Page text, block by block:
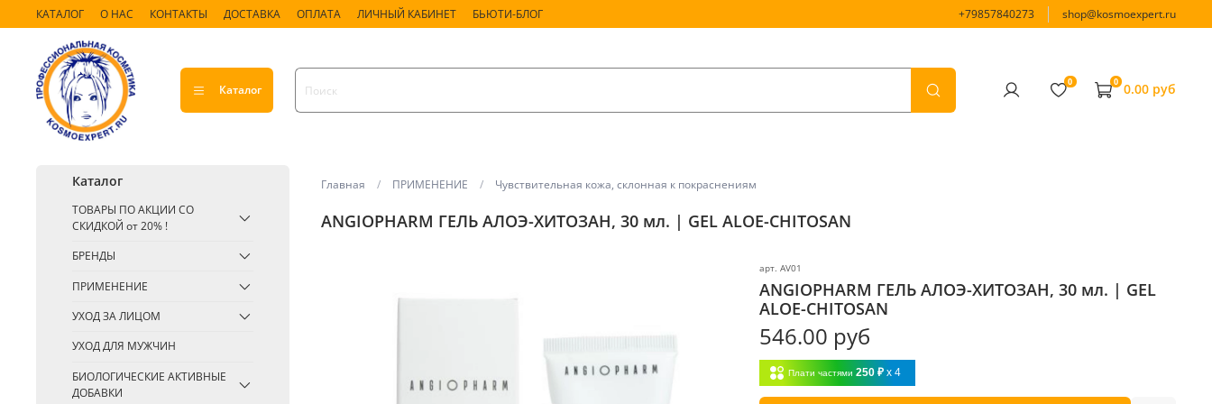
КАТАЛОГ О НАС КОНТАКТЫ ДОСТАВКА ОПЛАТА ЛИЧНЫЙ КАБИНЕТ БЬЮТИ-БЛОГ +79857840273 shop@kosmoexpert.ru
Каталог
0 0 0.00 руб
Главная ПРИМЕНЕНИЕ Чувствительная кожа, склонная к покраснениям
ANGIOPHARM ГЕЛЬ АЛОЭ-ХИТОЗАН, 30 мл. | GEL ALOE-CHITOSAN
арт. AV01
ANGIOPHARM ГЕЛЬ АЛОЭ-ХИТОЗАН, 30 мл. | GEL
ALOE-CHITOSAN
546.00 руб
Плати частями 250 ₽ x 4
Каталог
ТОВАРЫ ПО АКЦИИ СО
СКИДКОЙ от 20% !
БРЕНДЫ
ПРИМЕНЕНИЕ
УХОД ЗА ЛИЦОМ
УХОД ДЛЯ МУЖЧИН
БИОЛОГИЧЕСКИЕ АКТИВНЫЕ
ДОБАВКИ